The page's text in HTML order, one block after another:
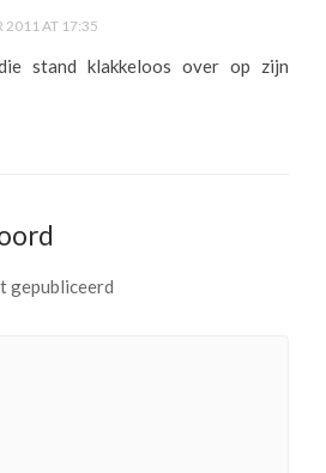
2011 AT 17:35
stand klakkeloos over op zijn
gepubliceerd